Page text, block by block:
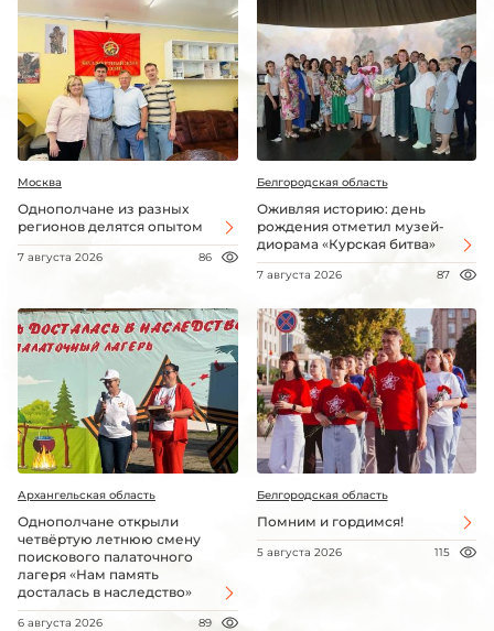
Москва
Однополчане из разных
регионов делятся опытом
7 августа 2026 86
Белгородская область
Оживляя историю: день
рождения отметил музей-
диорама «Курская битва»
7 августа 2026 87
Архангельская область
Однополчане открыли
четвёртую летнюю смену
поискового палаточного
лагеря «Нам память
досталась в наследство»
6 августа 2026 89
Белгородская область
Помним и гордимся!
5 августа 2026 115